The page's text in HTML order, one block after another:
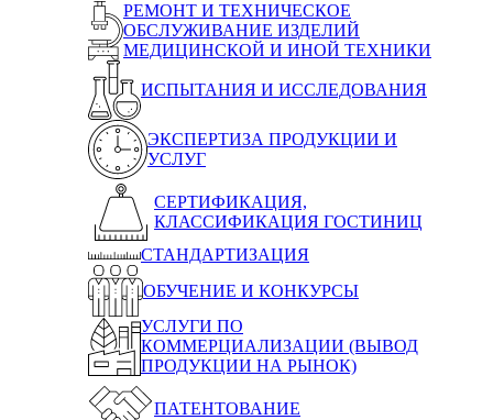
РЕМОНТ И ТЕХНИЧЕСКОЕ
ОБСЛУЖИВАНИЕ ИЗДЕЛИЙ
МЕДИЦИНСКОЙ И ИНОЙ ТЕХНИКИ
ИСПЫТАНИЯ И ИССЛЕДОВАНИЯ
ЭКСПЕРТИЗА ПРОДУКЦИИ И
УСЛУГ
СЕРТИФИКАЦИЯ,
КЛАССИФИКАЦИЯ ГОСТИНИЦ
СТАНДАРТИЗАЦИЯ
ОБУЧЕНИЕ И КОНКУРСЫ
УСЛУГИ ПО
КОММЕРЦИАЛИЗАЦИИ (ВЫВОД
ПРОДУКЦИИ НА РЫНОК)
ПАТЕНТОВАНИЕ